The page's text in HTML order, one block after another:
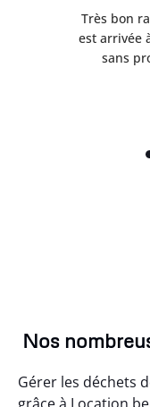
Très bon
est arrivée
sans
Nos
Gérer les déchets
grâce à Location